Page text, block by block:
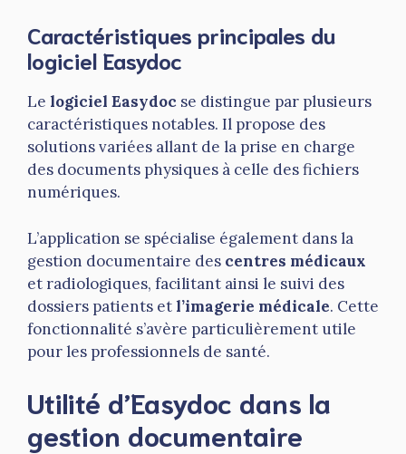
Caractéristiques principales du
logiciel Easydoc
Le logiciel Easydoc se distingue par plusieurs
caractéristiques notables. Il propose des
solutions variées allant de la prise en charge
des documents physiques à celle des fichiers
numériques.
L’application se spécialise également dans la
gestion documentaire des centres médicaux
et radiologiques, facilitant ainsi le suivi des
dossiers patients et l’imagerie médicale. Cette
fonctionnalité s’avère particulièrement utile
pour les professionnels de santé.
Utilité d’Easydoc dans la
gestion documentaire